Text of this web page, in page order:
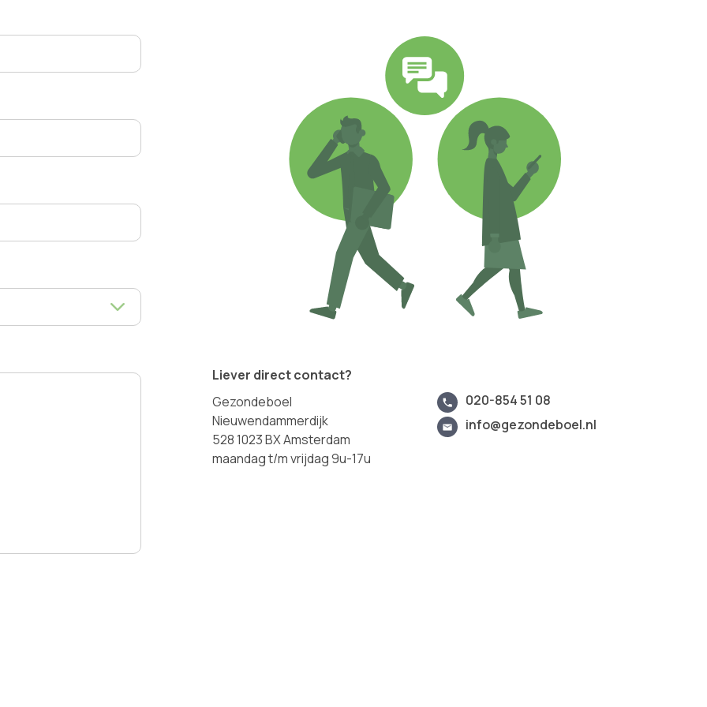
Liever direct contact?
Gezondeboel
Nieuwendammerdijk
528 1023 BX Amsterdam
maandag t/m vrijdag 9u-17u
020-854 51 08
info@gezondeboel.nl